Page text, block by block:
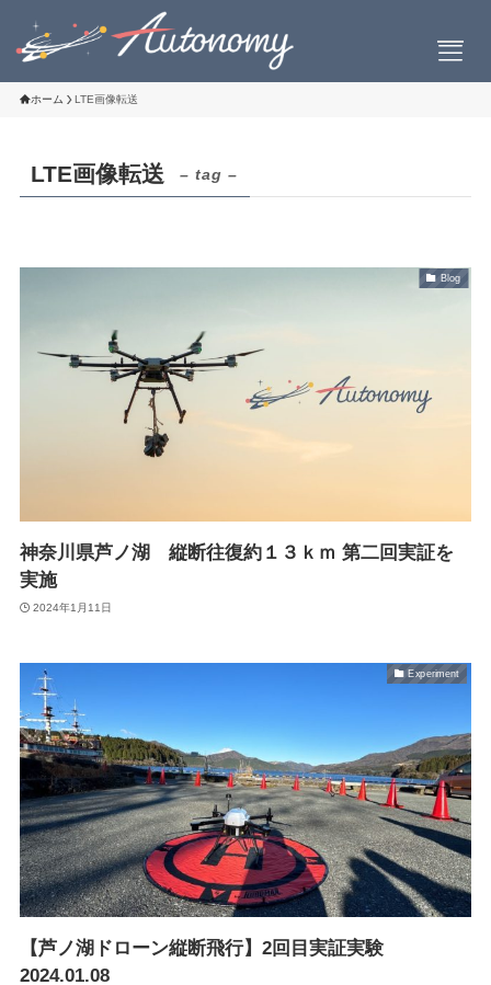
社長挨拶
Suveyor-Ⅱ
Suveyor-Ⅲ
Suveyor-Ⅳ
各種サービス
ドローン操縦士（プロパイロット）派遣
画像解析システム
産業用ドローン講習
委託業務（実証実験）
インフラ設備点検向けドローン研修サービス
ホーム LTE画像転送
LTE画像転送 – tag –
Blog
神奈川県芦ノ湖 縦断往復約１３ｋｍ 第二回実証を
実施
2024年1月11日
Experiment
【芦ノ湖ドローン縦断飛行】2回目実証実験
2024.01.08